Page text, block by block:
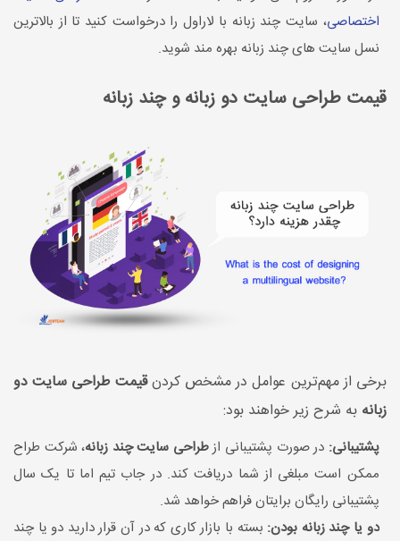
اختصاصی، سایت چند زبانه با لاراول را درخواست کنید تا از بالاترین
نسل سایت های چند زبانه بهره مند شوید.
قیمت طراحی سایت دو زبانه و چند زبانه
برخی از مهم‌ترین عوامل در مشخص کردنقیمت طراحی سایت دو
زبانه به شرح زیر خواهند بود:
پشتیبانی: در صورت پشتیبانی ازطراحی سایت چند زبانه، شرکت طراح
ممکن است مبلغی از شما دریافت کند. در جاب تیم اما تا یک سال
پشتیبانی رایگان برایتان فراهم خواهد شد.
دو یا چند زبانه بودن: بسته با بازار کاری که در آن قرار دارید دو یا چند